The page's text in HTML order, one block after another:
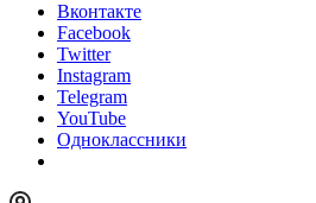
Вконтакте
Facebook
Twitter
Instagram
Telegram
YouTube
Одноклассники